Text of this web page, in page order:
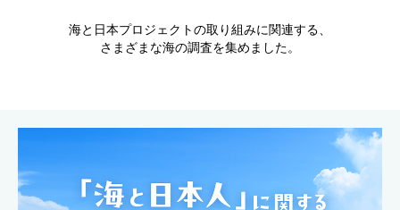
海と日本プロジェクトの取り組みに関連する、
さまざまな海の調査を集めました。